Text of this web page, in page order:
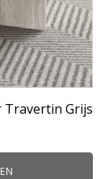
Travertin Grijs